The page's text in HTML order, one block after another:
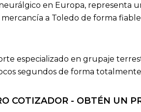
en Europa, representa
a Toledo de forma
especializado en grupaje
segundos de forma
COTIZADOR - OBTÉN UN